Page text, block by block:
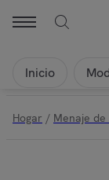
Inicio
Hogar / Menaje de